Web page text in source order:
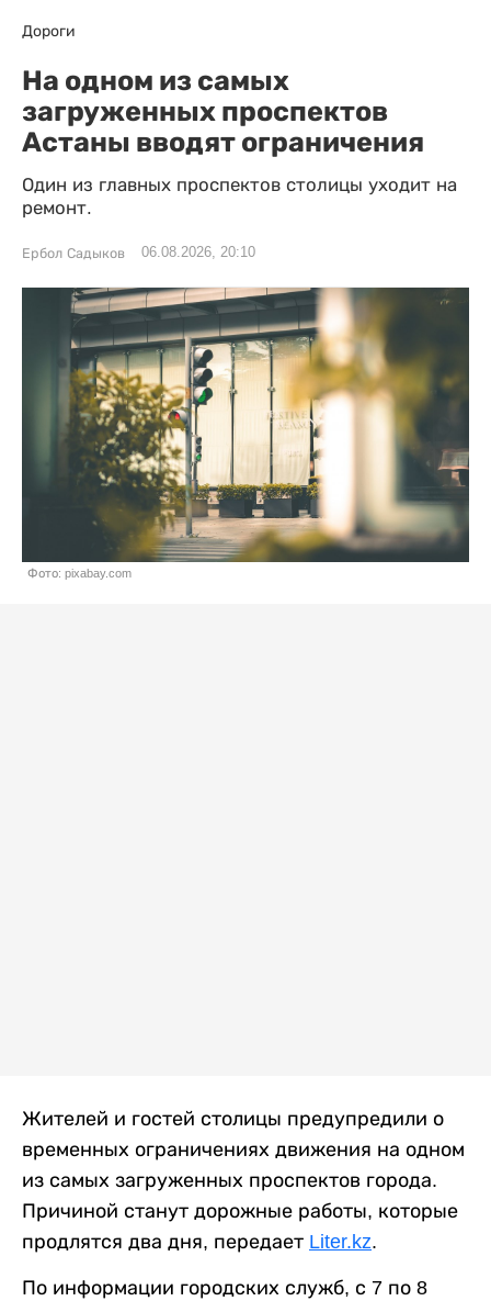
Дороги
На одном из самых
загруженных проспектов
Астаны вводят ограничения
Один из главных проспектов столицы уходит на
ремонт.
Ербол Садыков 06.08.2026, 20:10
Фото: pixabay.com
Жителей и гостей столицы предупредили о
временных ограничениях движения на одном
из самых загруженных проспектов города.
Причиной станут дорожные работы, которые
продлятся два дня, передает Liter.kz.
По информации городских служб, с 7 по 8